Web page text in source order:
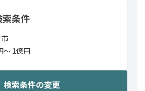
条件
〜 1億円
検索条件の変更